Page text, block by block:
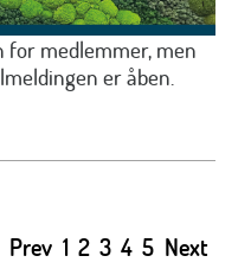
for medlemmer, men
er åben.
Prev 1 2 3 4 5 Next